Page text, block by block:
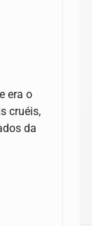
era o
cruéis,
da